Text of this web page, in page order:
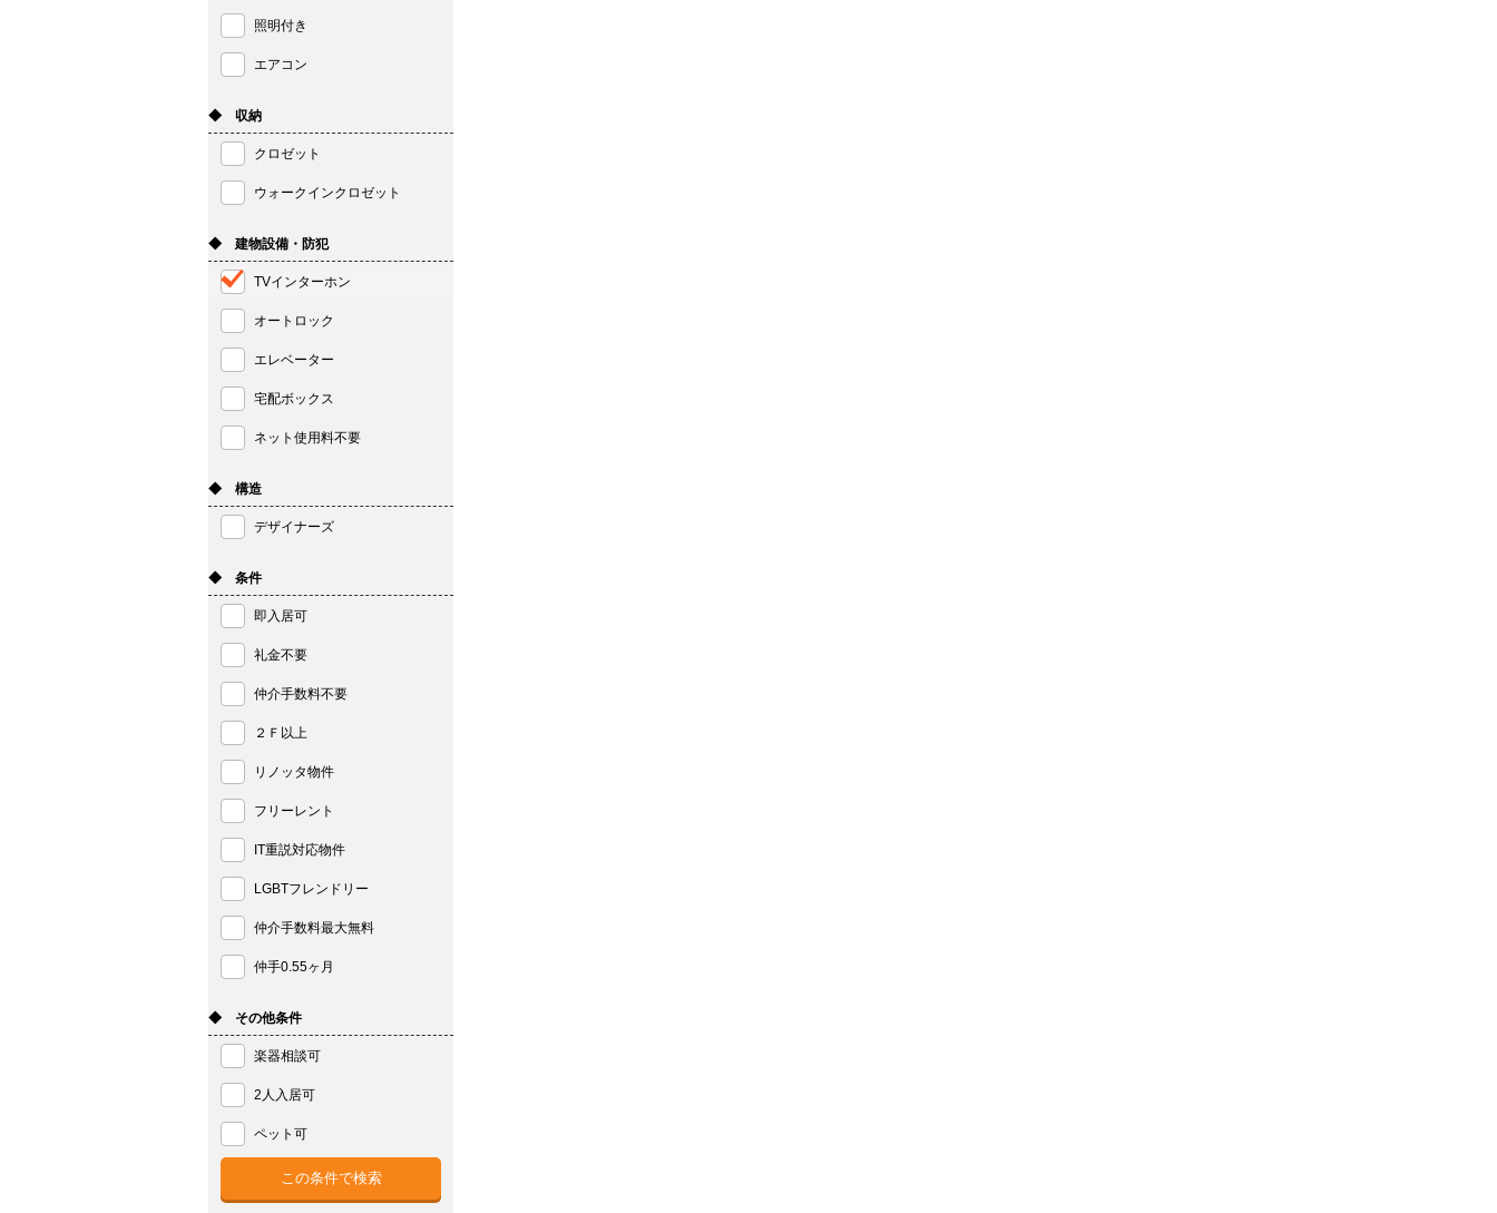
照明付き
エアコン
◆ 収納
クロゼット
ウォークインクロゼット
◆ 建物設備・防犯
TVインターホン
オートロック
エレベーター
宅配ボックス
ネット使用料不要
◆ 構造
デザイナーズ
◆ 条件
即入居可
礼金不要
仲介手数料不要
２Ｆ以上
リノッタ物件
フリーレント
IT重説対応物件
LGBTフレンドリー
仲介手数料最大無料
仲手0.55ヶ月
◆ その他条件
楽器相談可
2人入居可
ペット可